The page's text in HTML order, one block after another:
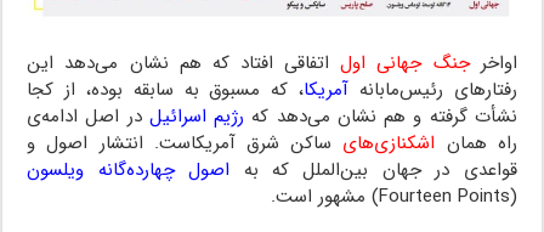
اواخرجنگ جهانی اولاتفاقی افتاد که هم نشان می‌دهد این
رفتارهای رئیس‌مابانه آمریکا، که مسبوق به سابقه بوده، از کجا
نشأت گرفته و هم نشان می‌دهد که رژیم اسرائیل در اصل ادامه‌ی
راه همان اشکنازی‌های ساکن شرق آمریکاست. انتشار اصول و
قواعدی در جهان بین‌الملل که به اصول چهارده‌گانه ویلسون
(Fourteen Points) مشهور است.